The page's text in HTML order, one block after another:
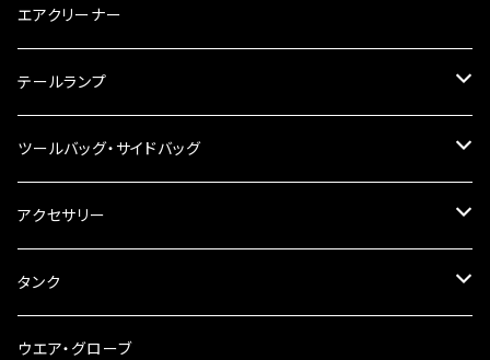
チェーン
工具類
ハンドルパーツ
ハンドルスイッチ
その他
ハンドルポスト
ハンドルブレース
ステアリングダンパー
ブレーキ・クラッチレバー
スマホホルダー
エアクリーナー
テールランプ
ナンバー灯
ツールバッグ・サイドバッグ
ツールバッグ
サイドバッグ
サイドバッグサポート
アクセサリー
USB電源
電装系
タンク
タンク本体
ウエア・グローブ